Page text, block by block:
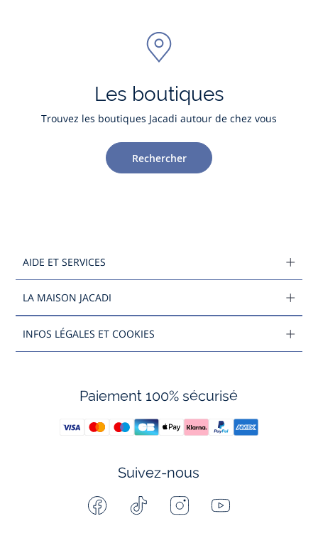
Les boutiques
Trouvez les boutiques Jacadi autour de chez vous
Rechercher
AIDE ET SERVICES
LA MAISON JACADI
INFOS LÉGALES ET COOKIES
Paiement 100% sécurisé
Suivez-nous
Facebook Tiktok InstagramYoutube